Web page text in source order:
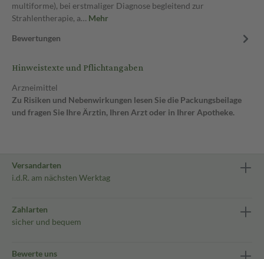
multiforme), bei erstmaliger Diagnose begleitend zur
Strahlentherapie, a… Mehr
Bewertungen
Hinweistexte und Pflichtangaben
Arzneimittel
Zu Risiken und Nebenwirkungen lesen Sie die Packungsbeilage
und fragen Sie Ihre Ärztin, Ihren Arzt oder in Ihrer Apotheke.
Versandarten
i.d.R. am nächsten Werktag
Zahlarten
sicher und bequem
Bewerte uns